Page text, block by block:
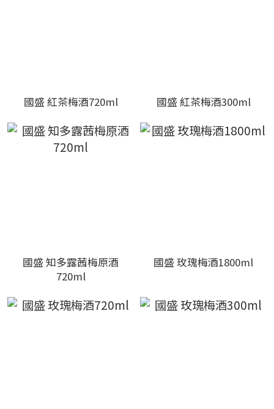
國盛 紅茶梅酒720ml 國盛 紅茶梅酒300ml
國盛 知多露茜梅原酒
720ml
國盛 玫瑰梅酒1800ml